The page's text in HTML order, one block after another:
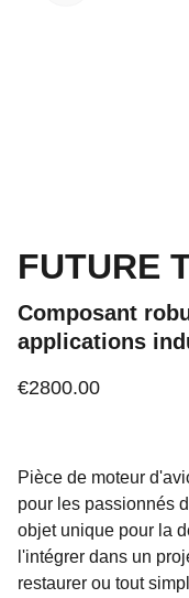
FUTURE
Composant
applications
€2800.00
Pièce de moteur
pour les passionnés
objet unique pour la
l'intégrer dans un
restaurer ou tout